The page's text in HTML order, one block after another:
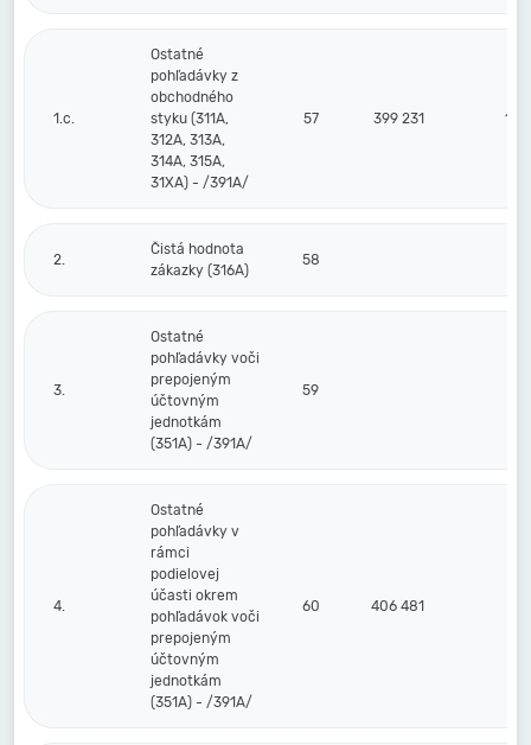
1.c.
Ostatné
pohľadávky z
obchodného
styku (311A,
312A, 313A,
314A, 315A,
31XA) - /391A/
57 399 231 19
2.
Čistá hodnota
zákazky (316A)
58
3.
Ostatné
pohľadávky voči
prepojeným
účtovným
jednotkám
(351A) - /391A/
59
4.
Ostatné
pohľadávky v
rámci
podielovej
účasti okrem
pohľadávok voči
prepojeným
účtovným
jednotkám
(351A) - /391A/
60 406 481